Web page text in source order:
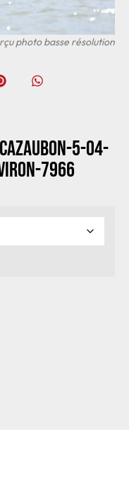
5-04-
7966